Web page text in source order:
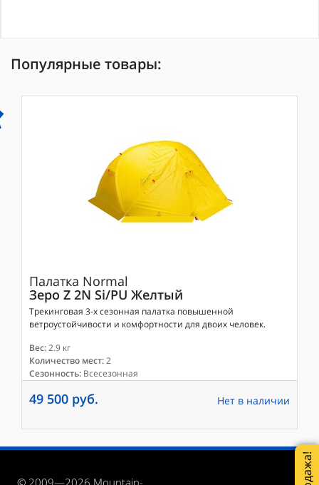
Популярные товары:
Палатка Normal
Зеро Z 2N Si/PU Желтый
Трекинговая 3-х сезонная палатка повышенной
ветроустойчивости и комфортности для двоих человек.
Вес:2.9 кг
Количество мест:2
Сезонность: Всесезонная
49 500 руб. Нет в наличии